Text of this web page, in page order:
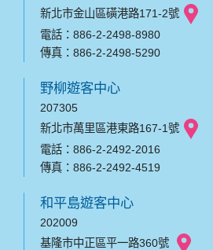
新北市金山區磺港路171-2號
電話：886-2-2498-8980
傳真：886-2-2498-5290
野柳遊客中心
207305
新北市萬里區港東路167-1號
電話：886-2-2492-2016
傳真：886-2-2492-4519
和平島遊客中心
202009
基隆市中正區平一路360號